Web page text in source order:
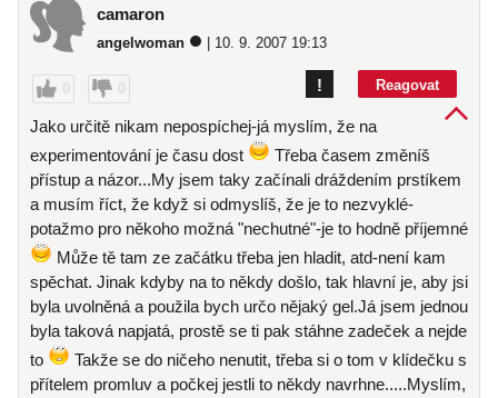
camaron
angelwoman | 10. 9. 2007 19:13
0 0 Reagovat
!
Jako určitě nikam nepospíchej-já myslím, že na
experimentování je času dost
Třeba časem změníš
přístup a názor...My jsem taky začínali dráždením prstíkem
a musím říct, že když si odmyslíš, že je to nezvyklé-
potažmo pro někoho možná "nechutné"-je to hodně příjemné
Může tě tam ze začátku třeba jen hladit, atd-není kam
spěchat. Jinak kdyby na to někdy došlo, tak hlavní je, aby jsi
byla uvolněná a použila bych určo nějaký gel.Já jsem jednou
byla taková napjatá, prostě se ti pak stáhne zadeček a nejde
to
Takže se do ničeho nenutit, třeba si o tom v klídečku s
přítelem promluv a počkej jestli to někdy navrhne.....Myslím,